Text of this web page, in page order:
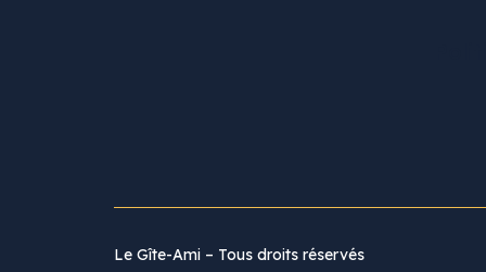
Le Gîte-Ami – Tous droits réservés